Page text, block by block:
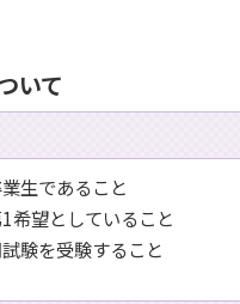
いて
生であること
希望としていること
験を受験すること